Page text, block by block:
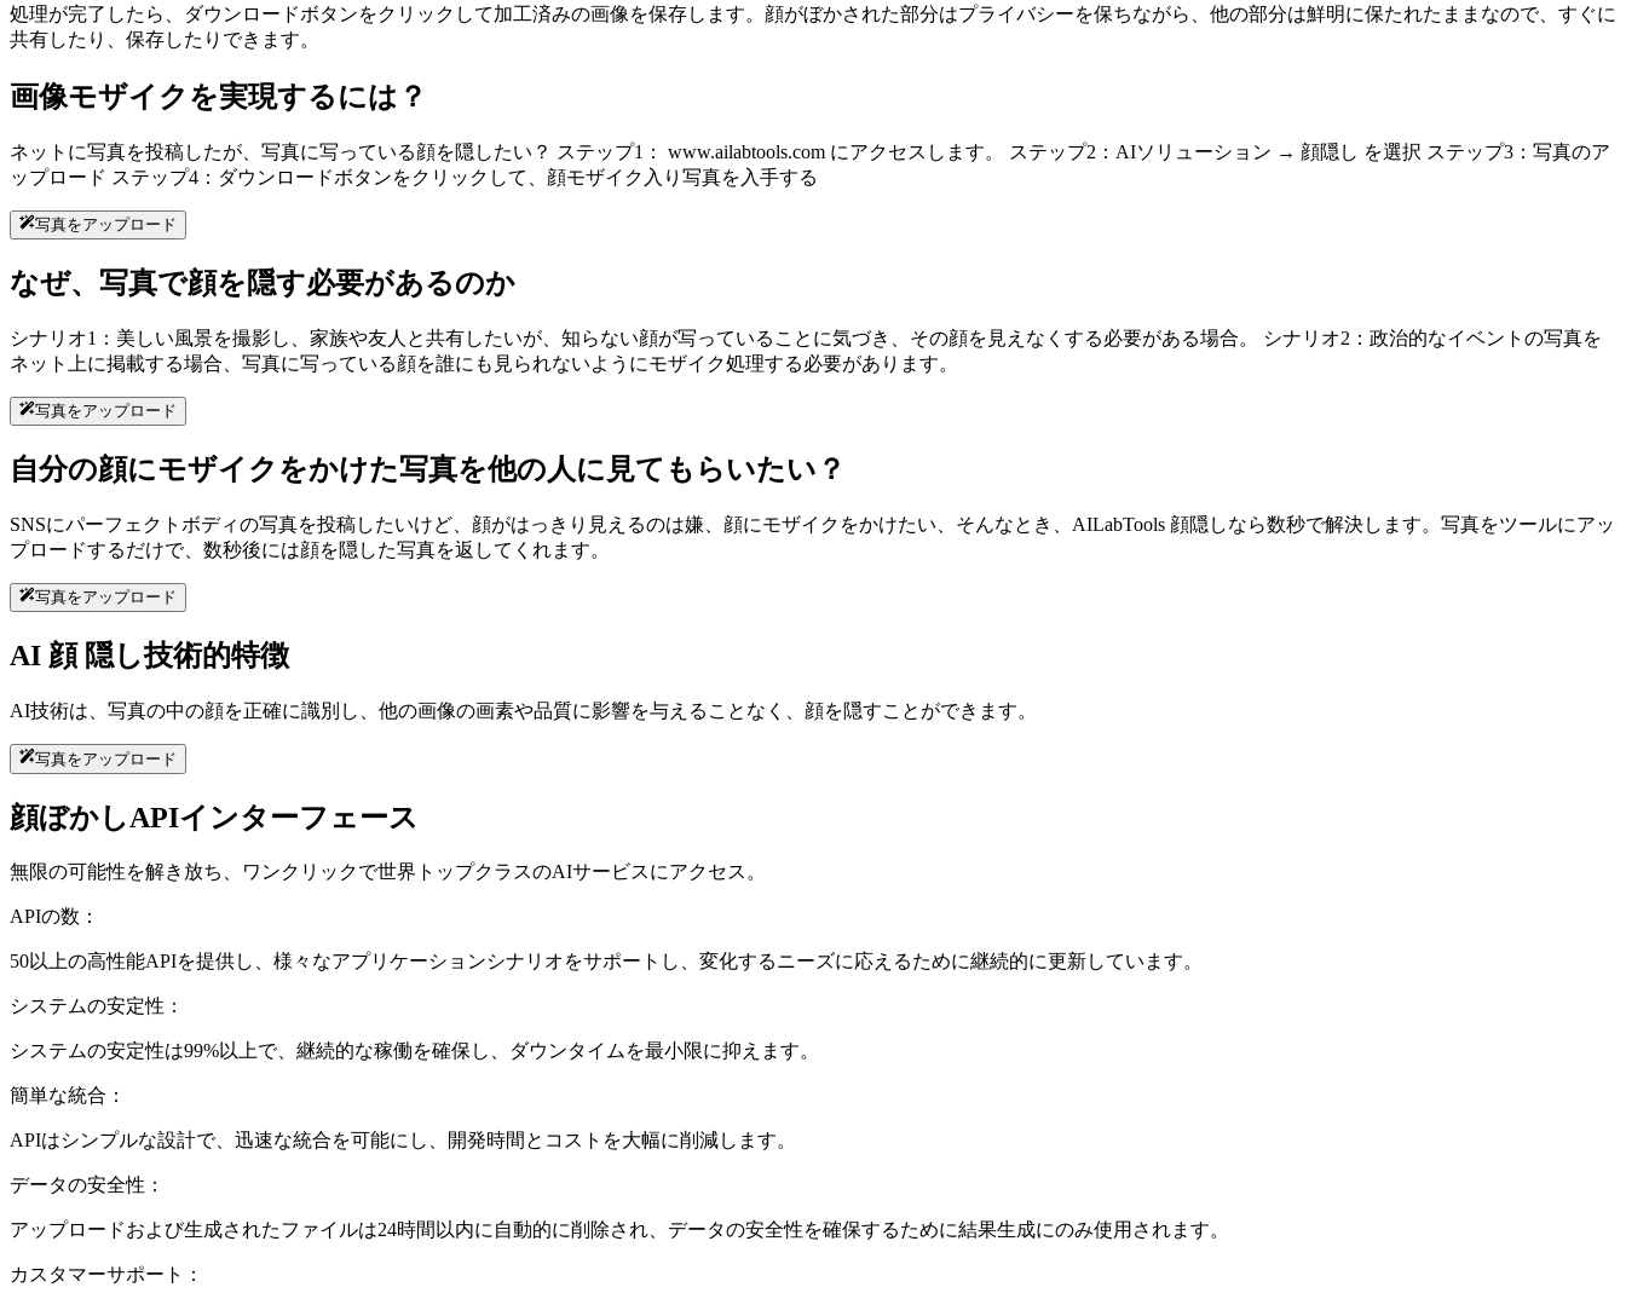
処理が完了したら、ダウンロードボタンをクリックして加工済みの画像を保存します。顔がぼかされた部分はプライバシーを保ちながら、他の部分は鮮明に保たれたままなので、すぐに
共有したり、保存したりできます。
画像モザイクを実現するには？
ネットに写真を投稿したが、写真に写っている顔を隠したい？ ステップ1： www.ailabtools.com にアクセスします。 ステップ2：AIソリューション → 顔隠し を選択 ステップ3：写真のア
ップロード ステップ4：ダウンロードボタンをクリックして、顔モザイク入り写真を入手する
写真をアップロード
なぜ、写真で顔を隠す必要があるのか
シナリオ1：美しい風景を撮影し、家族や友人と共有したいが、知らない顔が写っていることに気づき、その顔を見えなくする必要がある場合。 シナリオ2：政治的なイベントの写真を
ネット上に掲載する場合、写真に写っている顔を誰にも見られないようにモザイク処理する必要があります。
写真をアップロード
自分の顔にモザイクをかけた写真を他の人に見てもらいたい？
SNSにパーフェクトボディの写真を投稿したいけど、顔がはっきり見えるのは嫌、顔にモザイクをかけたい、そんなとき、AILabTools 顔隠しなら数秒で解決します。写真をツールにアッ
プロードするだけで、数秒後には顔を隠した写真を返してくれます。
写真をアップロード
AI 顔 隠し技術的特徴
AI技術は、写真の中の顔を正確に識別し、他の画像の画素や品質に影響を与えることなく、顔を隠すことができます。
写真をアップロード
顔ぼかしAPIインターフェース
無限の可能性を解き放ち、ワンクリックで世界トップクラスのAIサービスにアクセス。
APIの数：
50以上の高性能APIを提供し、様々なアプリケーションシナリオをサポートし、変化するニーズに応えるために継続的に更新しています。
システムの安定性：
システムの安定性は99%以上で、継続的な稼働を確保し、ダウンタイムを最小限に抑えます。
簡単な統合：
APIはシンプルな設計で、迅速な統合を可能にし、開発時間とコストを大幅に削減します。
データの安全性：
アップロードおよび生成されたファイルは24時間以内に自動的に削除され、データの安全性を確保するために結果生成にのみ使用されます。
カスタマーサポート：